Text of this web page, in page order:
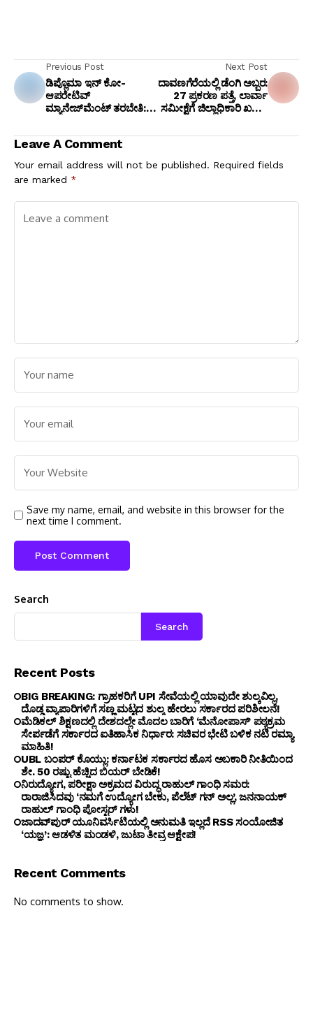
Previous Post
ಡಿಪ್ಲೊಮಾ ಇನ್ ಕೋ-
ಆಪರೇಟಿವ್
ಮ್ಯಾನೇಜ್‌ಮೆಂಟ್ ತರಬೇತಿ:
ಸಲ್ಲಿಸಿ
Next Post
ದಾವಣಗೆರೆಯಲ್ಲಿ ಡೆಂಗಿ ಅಬ್ಬರ:
27 ಪ್ರಕರಣ ಪತ್ತೆ, ಲಾರ್ವಾ
ಸಮೀಕ್ಷೆಗೆ ಜಿಲ್ಲಾಧಿಕಾರಿ ಖಡಕ್
Leave A Comment
Your email address will not be published. Required fields
are marked *
Save my name, email, and website in this browser for the
next time I comment.
Search
Search
Recent Posts
BIG BREAKING: ಗ್ರಾಹಕರಿಗೆ UPI ಸೇವೆಯಲ್ಲಿ ಯಾವುದೇ ಶುಲ್ಕವಿಲ್ಲ,
ದೊಡ್ಡ ವ್ಯಾಪಾರಿಗಳಿಗೆ ಸಣ್ಣ ಮಟ್ಟದ ಶುಲ್ಕ ಹೇರಲು ಸರ್ಕಾರದ ಪರಿಶೀಲನೆ!
ಮೆಡಿಕಲ್ ಶಿಕ್ಷಣದಲ್ಲಿ ದೇಶದಲ್ಲೇ ಮೊದಲ ಬಾರಿಗೆ ‘ಮೆನೋಪಾಸ್’ ಪಠ್ಯಕ್ರಮ
ಸೇರ್ಪಡೆಗೆ ಸರ್ಕಾರದ ಐತಿಹಾಸಿಕ ನಿರ್ಧಾರ: ಸಚಿವರ ಭೇಟಿ ಬಳಿಕ ನಟಿ ರಮ್ಯಾ
ಮಾಹಿತಿ!
UBL ಬಂಪರ್ ಕೊಯ್ಲು: ಕರ್ನಾಟಕ ಸರ್ಕಾರದ ಹೊಸ ಅಬಕಾರಿ ನೀತಿಯಿಂದ
ಶೇ. 50 ರಷ್ಟು ಹೆಚ್ಚಿದ ಬಿಯರ್ ಬೇಡಿಕೆ!
ನಿರುದ್ಯೋಗ, ಪರೀಕ್ಷಾ ಅಕ್ರಮದ ವಿರುದ್ಧ ರಾಹುಲ್ ಗಾಂಧಿ ಸಮರ:
ರಾರಾಜಿಸಿದವು ‘ನಮಗೆ ಉದ್ಯೋಗ ಬೇಕು, ಪೆಲೆಟ್ ಗನ್ ಅಲ್ಲ’, ಜನನಾಯಕ್
ರಾಹುಲ್ ಗಾಂಧಿ ಪೋಸ್ಟರ್ ಗಳು!
ಜಾದವ್‌ಪುರ್ ಯೂನಿವರ್ಸಿಟಿಯಲ್ಲಿ ಅನುಮತಿ ಇಲ್ಲದೆ RSS ಸಂಯೋಜಿತ
‘ಯಜ್ಞ’: ಆಡಳಿತ ಮಂಡಳಿ, ಜುಟಾ ತೀವ್ರ ಆಕ್ಷೇಪ!
Recent Comments
No comments to show.